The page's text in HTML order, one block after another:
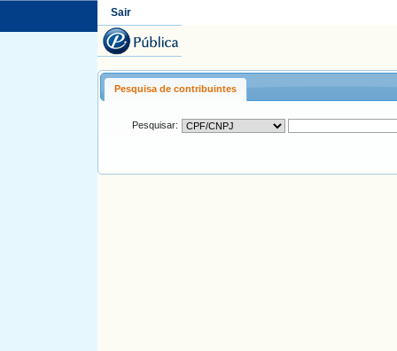
Sair
Pesquisa de contribuintes
Pesquisar: